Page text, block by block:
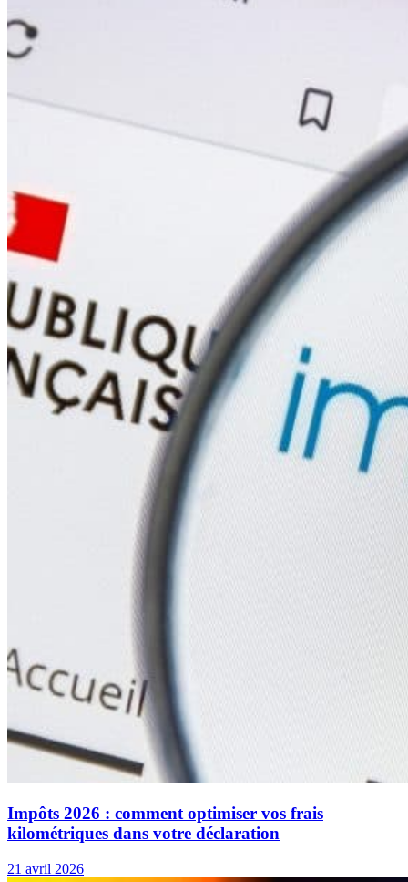
Impôts 2026 : comment optimiser vos frais
kilométriques dans votre déclaration
21 avril 2026